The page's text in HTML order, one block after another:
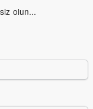
olun...